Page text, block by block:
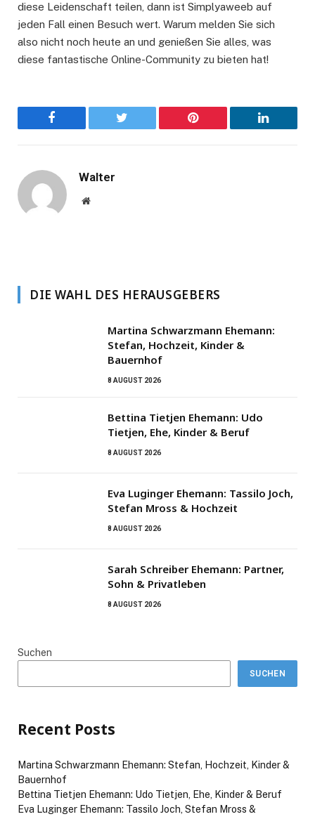
diese Leidenschaft teilen, dann ist Simplyaweeb auf
jeden Fall einen Besuch wert. Warum melden Sie sich
also nicht noch heute an und genießen Sie alles, was
diese fantastische Online-Community zu bieten hat!
Facebook Twitter Pinterest LinkedIn
Walter
Website
DIE WAHL DES HERAUSGEBERS
Martina Schwarzmann Ehemann:
Stefan, Hochzeit, Kinder &
Bauernhof
8 AUGUST 2026
Bettina Tietjen Ehemann: Udo
Tietjen, Ehe, Kinder & Beruf
8 AUGUST 2026
Eva Luginger Ehemann: Tassilo Joch,
Stefan Mross & Hochzeit
8 AUGUST 2026
Sarah Schreiber Ehemann: Partner,
Sohn & Privatleben
8 AUGUST 2026
Suchen
SUCHEN
Recent Posts
Martina Schwarzmann Ehemann: Stefan, Hochzeit, Kinder &
Bauernhof
Bettina Tietjen Ehemann: Udo Tietjen, Ehe, Kinder & Beruf
Eva Luginger Ehemann: Tassilo Joch, Stefan Mross &